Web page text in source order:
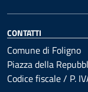
CONTATTI
Comune di Foligno
Piazza della
Codice fiscale / P.